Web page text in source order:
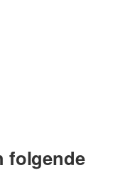
folgende